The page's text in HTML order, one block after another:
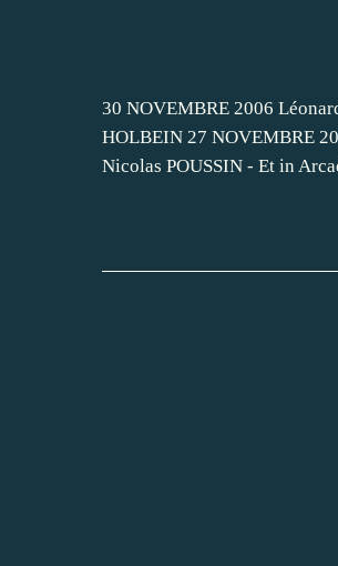
30 NOVEMBRE 2006
HOLBEIN 27 NOVEMBRE
Nicolas POUSSIN - Et in